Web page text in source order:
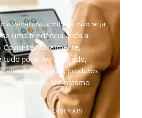
assinatura, embora não seja
uma tendência após a
Covid-19. Atualmente,
tudo pode ser assinado,
alimentos, livros, produtos
e até mesmo
SHOPIFY API